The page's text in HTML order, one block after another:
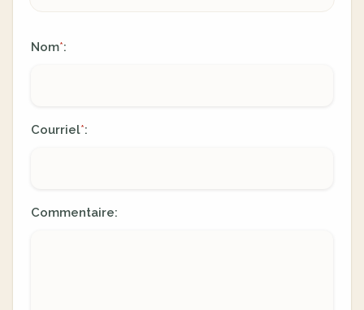
Nom*:
Courriel*:
Commentaire: